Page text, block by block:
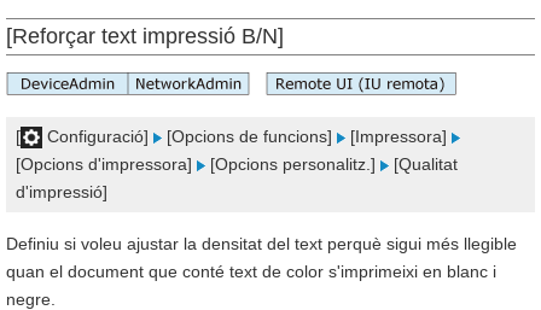
[Reforçar text impressió B/N]
[ Configuració] [Opcions de funcions]
[Impressora]
[Opcions d'impressora]
[Opcions personalitz.]
[Qualitat
d'impressió]
Definiu si voleu ajustar la densitat del text perquè sigui més llegible
quan el document que conté text de color s'imprimeixi en blanc i
negre.